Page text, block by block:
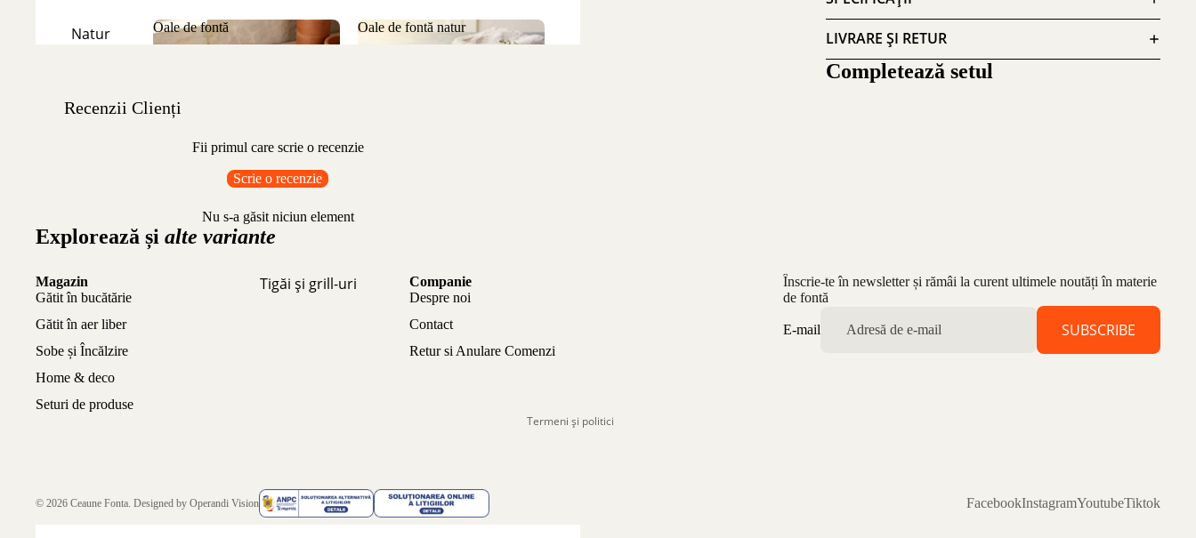
Natur
Oale de fontă
Oale de fontă natur
Tigăi și grill-uri
LIVRARE ȘI RETUR
Completează setul
Recenzii Clienți
Fii primul care scrie o recenzie
Scrie o recenzie
Nu s-a găsit niciun element
Explorează și alte variante
Magazin
Gătit în bucătărie
Gătit în aer liber
Sobe și Încălzire
Home & deco
Seturi de produse
Companie
Despre noi
Contact
Retur si Anulare Comenzi
Înscrie-te în newsletter și rămâi la curent ultimele noutăți în materie
de fontă
E-mail SUBSCRIBE
© 2026 Ceaune Fonta. Designed by Operandi Vision
Termeni și politici
FacebookInstagramYoutubeTiktok